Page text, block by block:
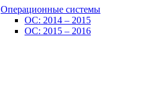
Операционные системы
ОС: 2014 – 2015
ОС: 2015 – 2016